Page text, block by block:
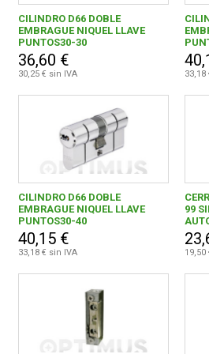
CILINDRO D66 DOBLE
EMBRAGUE NIQUEL LLAVE
PUNTOS30-30
36,60 €
30,25 € sin IVA 33,18
CILINDRO D66 DOBLE
EMBRAGUE NIQUEL LLAVE
PUNTOS30-40
40,15 €
33,18 € sin IVA
99
19,50